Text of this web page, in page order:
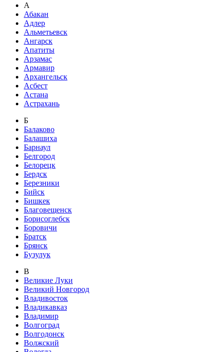
А
Абакан
Адлер
Альметьевск
Ангарск
Апатиты
Арзамас
Армавир
Архангельск
Асбест
Астана
Астрахань
Б
Балаково
Балашиха
Барнаул
Белгород
Белорецк
Бердск
Березники
Бийск
Бишкек
Благовещенск
Борисоглебск
Боровичи
Братск
Брянск
Бузулук
В
Великие Луки
Великий Новгород
Владивосток
Владикавказ
Владимир
Волгоград
Волгодонск
Волжский